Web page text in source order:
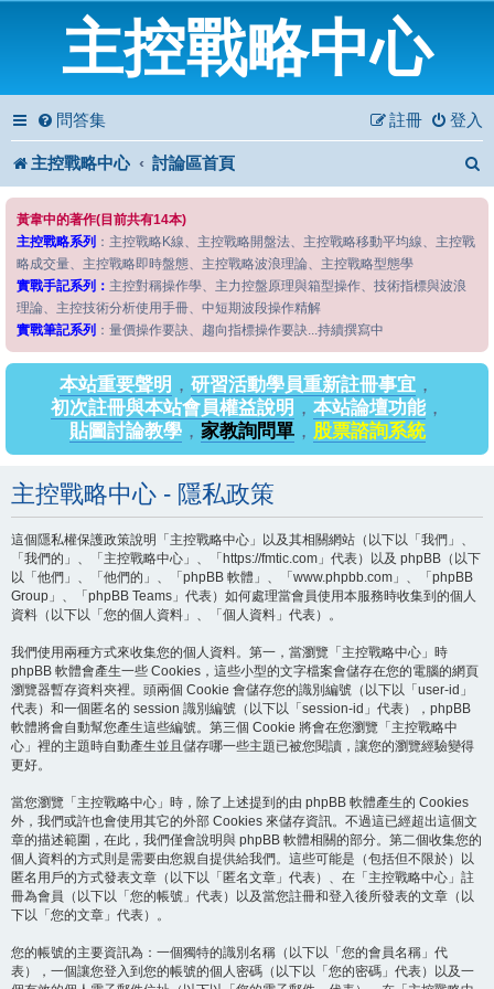
主控戰略中心
問答集 登入
註冊
主控戰略中心 討論區首頁
黃韋中的著作(目前共有14本)
主控戰略系列 ：主控戰略K線、主控戰略開盤法、主控戰略移動平均線、主控戰
略成交量、主控戰略即時盤態、主控戰略波浪理論、主控戰略型態學
實戰手記系列： 主控對稱操作學、主力控盤原理與箱型操作、技術指標與波浪
理論、主控技術分析使用手冊、中短期波段操作精解
實戰筆記系列 ：量價操作要訣、趨向指標操作要訣...持續撰寫中
本站重要聲明 ， 研習活動學員重新註冊事宜 ，
初次註冊與本站會員權益說明 ， 本站論壇功能，
貼圖討論教學， 家教詢問單， 股票諮詢系統
主控戰略中心 - 隱私政策
這個隱私權保護政策說明「主控戰略中心」以及其相關網站（以下以「我們」、
「我們的」、「主控戰略中心」、「https://fmtic.com」代表）以及 phpBB（以下
以「他們」、「他們的」、「phpBB 軟體」、「www.phpbb.com」、「phpBB
Group」、「phpBB Teams」代表）如何處理當會員使用本服務時收集到的個人
資料（以下以「您的個人資料」、「個人資料」代表）。
我們使用兩種方式來收集您的個人資料。第一，當瀏覽「主控戰略中心」時
phpBB 軟體會產生一些 Cookies，這些小型的文字檔案會儲存在您的電腦的網頁
瀏覽器暫存資料夾裡。頭兩個 Cookie 會儲存您的識別編號（以下以「user-id」
代表）和一個匿名的 session 識別編號（以下以「session-id」代表），phpBB
軟體將會自動幫您產生這些編號。第三個 Cookie 將會在您瀏覽「主控戰略中
心」裡的主題時自動產生並且儲存哪一些主題已被您閱讀，讓您的瀏覽經驗變得
更好。
當您瀏覽「主控戰略中心」時，除了上述提到的由 phpBB 軟體產生的 Cookies
外，我們或許也會使用其它的外部 Cookies 來儲存資訊。不過這已經超出這個文
章的描述範圍，在此，我們僅會說明與 phpBB 軟體相關的部分。第二個收集您的
個人資料的方式則是需要由您親自提供給我們。這些可能是（包括但不限於）以
匿名用戶的方式發表文章（以下以「匿名文章」代表）、在「主控戰略中心」註
冊為會員（以下以「您的帳號」代表）以及當您註冊和登入後所發表的文章（以
下以「您的文章」代表）。
您的帳號的主要資訊為：一個獨特的識別名稱（以下以「您的會員名稱」代
表），一個讓您登入到您的帳號的個人密碼（以下以「您的密碼」代表）以及一